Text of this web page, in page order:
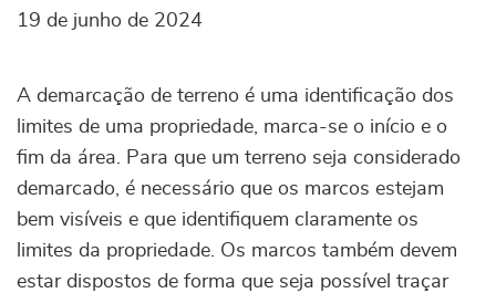
19 de junho de 2024
A demarcação de terreno é uma identificação dos
limites de uma propriedade, marca-se o início e o
fim da área. Para que um terreno seja considerado
demarcado, é necessário que os marcos estejam
bem visíveis e que identifiquem claramente os
limites da propriedade. Os marcos também devem
estar dispostos de forma que seja possível traçar